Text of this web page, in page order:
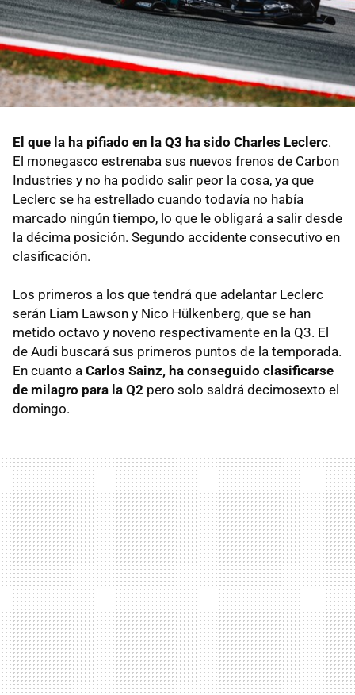
El que la ha pifiado en la Q3 ha sido Charles Leclerc.
El monegasco estrenaba sus nuevos frenos de Carbon
Industries y no ha podido salir peor la cosa, ya que
Leclerc se ha estrellado cuando todavía no había
marcado ningún tiempo, lo que le obligará a salir desde
la décima posición. Segundo accidente consecutivo en
clasificación.
Los primeros a los que tendrá que adelantar Leclerc
serán Liam Lawson y Nico Hülkenberg, que se han
metido octavo y noveno respectivamente en la Q3. El
de Audi buscará sus primeros puntos de la temporada.
En cuanto a Carlos Sainz, ha conseguido clasificarse
de milagro para la Q2 pero solo saldrá decimosexto el
domingo.